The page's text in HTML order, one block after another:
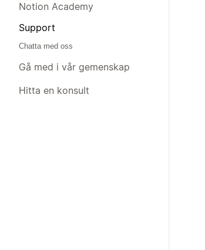
Notion Academy
Support
Chatta med oss
Gå med i vår gemenskap
Hitta en konsult